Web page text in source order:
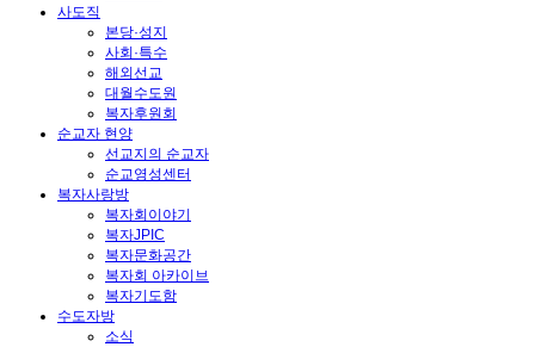
사도직
본당·성지
사회·특수
해외선교
대월수도원
복자후원회
순교자 현양
선교지의 순교자
순교영성센터
복자사랑방
복자회이야기
복자JPIC
복자문화공간
복자회 아카이브
복자기도함
수도자방
소식